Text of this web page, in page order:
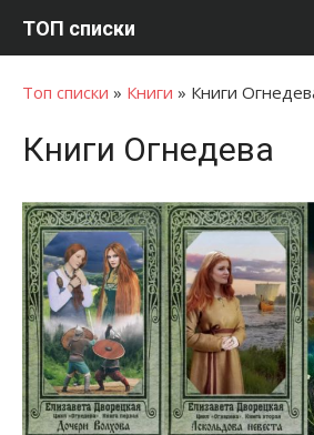
ТОП списки
Топ списки » Книги » Книги
Книги Огнедева